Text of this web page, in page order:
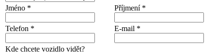
Jméno * Příjmení *
Telefon * E-mail *
Kde chcete vozidlo vidět?